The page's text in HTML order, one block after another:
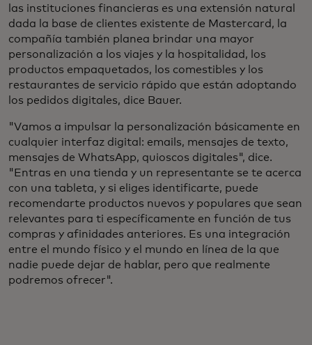
las instituciones financieras es una extensión natural
dada la base de clientes existente de Mastercard, la
compañía también planea brindar una mayor
personalización a los viajes y la hospitalidad, los
productos empaquetados, los comestibles y los
restaurantes de servicio rápido que están adoptando
los pedidos digitales, dice Bauer.
"Vamos a impulsar la personalización básicamente en
cualquier interfaz digital: emails, mensajes de texto,
mensajes de WhatsApp, quioscos digitales", dice.
"Entras en una tienda y un representante se te acerca
con una tableta, y si eliges identificarte, puede
recomendarte productos nuevos y populares que sean
relevantes para ti específicamente en función de tus
compras y afinidades anteriores. Es una integración
entre el mundo físico y el mundo en línea de la que
nadie puede dejar de hablar, pero que realmente
podremos ofrecer".